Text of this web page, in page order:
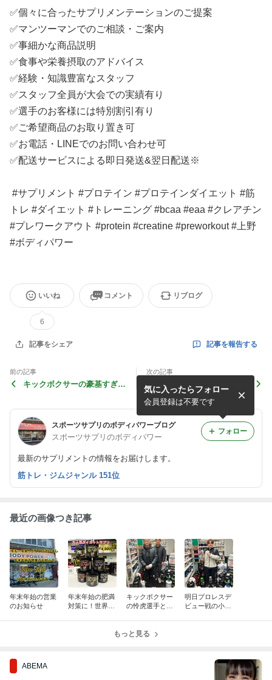
✅個々に合ったサプリメンテーションのご提案
✅マンツーマンでのご相談・ご案内
✅事細かな商品説明
✅食事や栄養摂取のアドバイス
✅経験・知識豊富なスタッフ
✅スタッフ全員が大会での実績有り
✅選手のお客様には特別割引有り
✅ご希望商品のお取り置き可
✅お電話・LINEでのお問い合わせ可
✅配送サービスによる即日発送&翌日配送※
#サプリメント #プロテイン #プロテインダイエット #筋
トレ #ダイエット #トレーニング #bcaa #eaa #クレアチン
#プレワークアウト #protein #creatine #preworkout #上野
#ボディパワー
いいね
6
コメント リブログ
記事をシェア 記事を報告する
前の記事
キックボクサーの豪基すぎや
次の記事
10月12日(木曜日)の営業時間
は、12:00〜17:30になりま
す。
スポーツサプリのボディパワーブログ
スポーツサプリのボディパワー
最新のサプリメントの情報をお届けします。
気に入ったらフォロー
会員登録は不要です
フォロー
筋トレ・ジムジャンル 151位
最近の画像つき記事
年末年始の営業
のお知らせ
年末年始の肥満
対策に！世界で
キックボクサー
の怜虎選手とヤ
明日プロレスデ
ビュー戦の小藤
もっと見る
ABEMA